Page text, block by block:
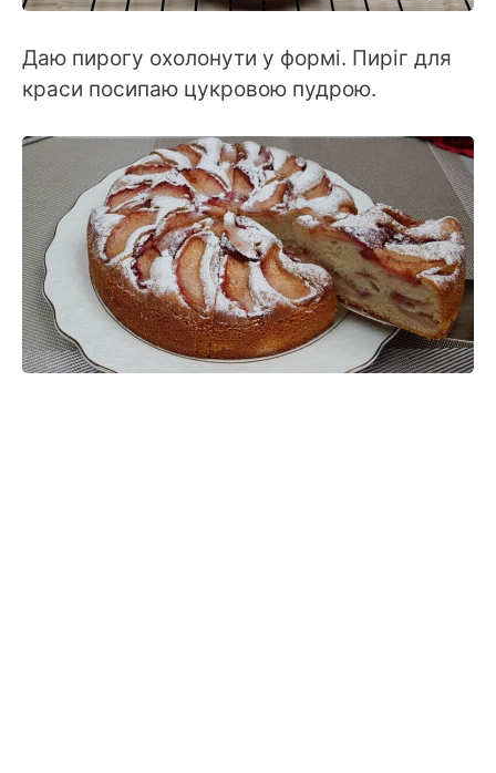
Даю пирогу охолонути у формі. Пиріг для
краси посипаю цукровою пудрою.